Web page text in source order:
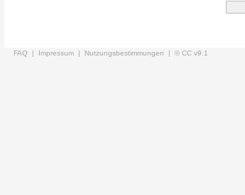
FAQ | Impressum | Nutzungsbestimmungen | © CC v9.1